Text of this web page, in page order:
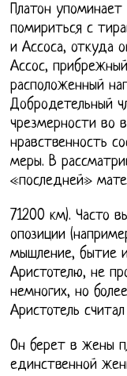
Платон
помириться с
и Ассоса, откуда
Ассос,
расположенный
Добродетельный
чрезмерности во
нравственность
меры. В
«последней»
71200 км). Часто
опозиции
мышление, бытие
Аристотелю, не
немногих, но
Аристотель
Он берет в жены
единственной